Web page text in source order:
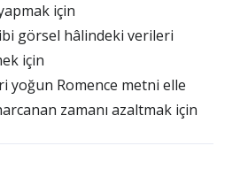
için
görsel hâlindeki verileri
için
yoğun Romence metni elle
zamanı azaltmak için